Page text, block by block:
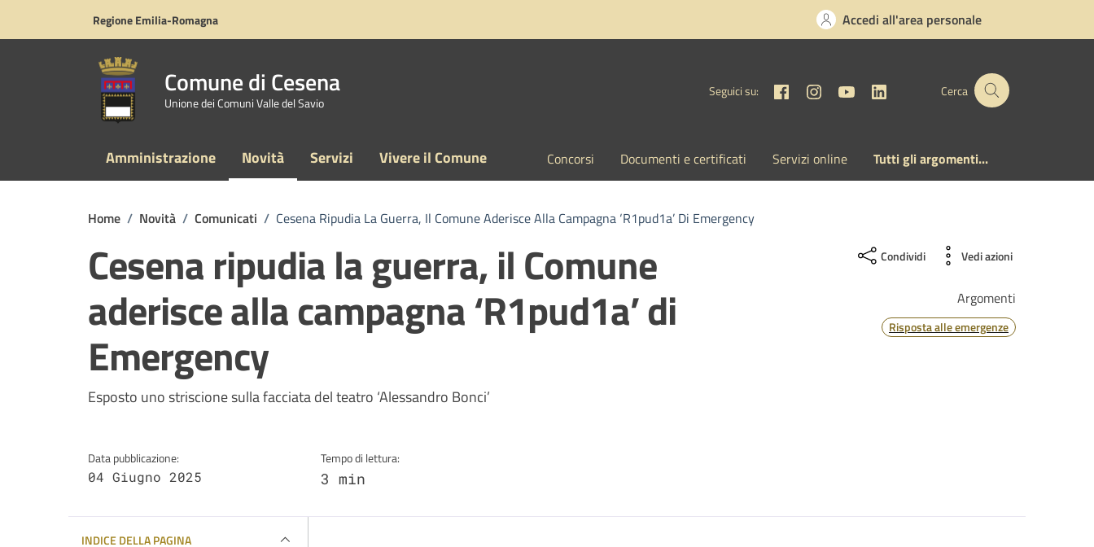
Regione Emilia-Romagna Accedi all'area personale
Comune di Cesena
Unione dei Comuni Valle del Savio
Seguici su: FacebookInstagram
YouTubeLinkedinCerca
Amministrazione Novità Servizi Vivere il Comune Concorsi Documenti e certificati Servizi online Tutti gli argomenti...
Home / Novità / Comunicati / Cesena Ripudia La Guerra, Il Comune Aderisce Alla Campagna ‘R1pud1a’ Di Emergency
Cesena ripudia la guerra, il Comune
aderisce alla campagna ‘R1pud1a’ di
Emergency
Dettagli della notizia
Esposto uno striscione sulla facciata del teatro ‘Alessandro Bonci’
Data pubblicazione:
04 Giugno 2025
Tempo di lettura:
3 min
Condividi Vedi azioni
Argomenti
Risposta alle emergenze
INDICE DELLA PAGINA